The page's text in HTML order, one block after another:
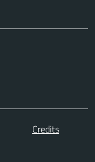
Credits